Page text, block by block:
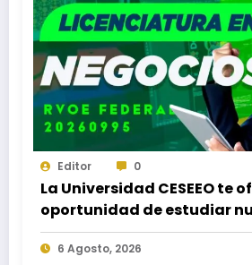
Editor 0
La Universidad CESEEO te
oportunidad de estudiar
Licenciaturas en los
Puerto Escondido, Ixtepec y
6 Agosto, 2026